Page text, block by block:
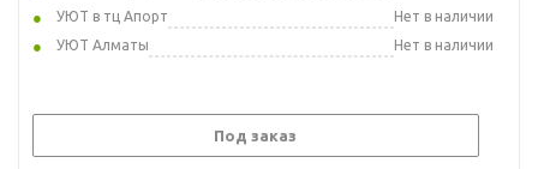
УЮТ в тц Апорт
Нет в наличии
УЮТ Алматы
Нет в наличии
Под заказ